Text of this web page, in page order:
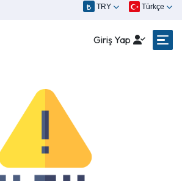
TRY Türkçe
Giriş Yap